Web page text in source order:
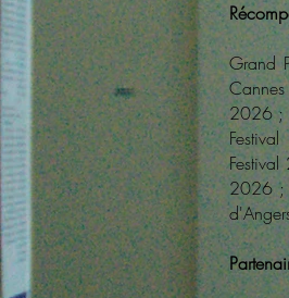
Grand
2026 ;
2026 ;